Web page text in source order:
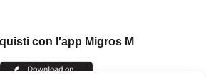
con l'app Migros M